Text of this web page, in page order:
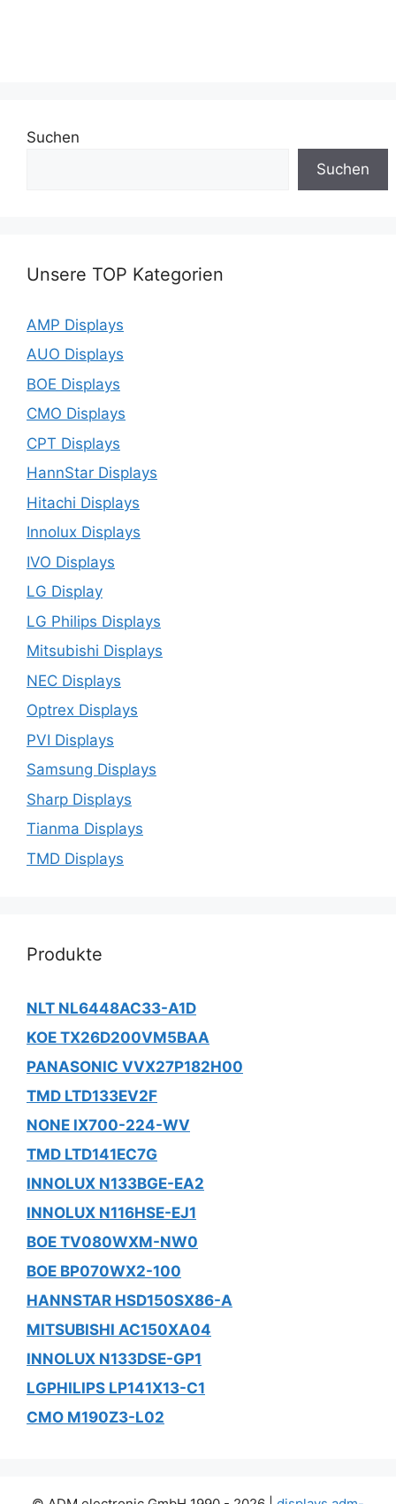
Suchen
Suchen
Unsere TOP Kategorien
AMP Displays
AUO Displays
BOE Displays
CMO Displays
CPT Displays
HannStar Displays
Hitachi Displays
Innolux Displays
IVO Displays
LG Display
LG Philips Displays
Mitsubishi Displays
NEC Displays
Optrex Displays
PVI Displays
Samsung Displays
Sharp Displays
Tianma Displays
TMD Displays
Produkte
NLT NL6448AC33-A1D
KOE TX26D200VM5BAA
PANASONIC VVX27P182H00
TMD LTD133EV2F
NONE IX700-224-WV
TMD LTD141EC7G
INNOLUX N133BGE-EA2
INNOLUX N116HSE-EJ1
BOE TV080WXM-NW0
BOE BP070WX2-100
HANNSTAR HSD150SX86-A
MITSUBISHI AC150XA04
INNOLUX N133DSE-GP1
LGPHILIPS LP141X13-C1
CMO M190Z3-L02